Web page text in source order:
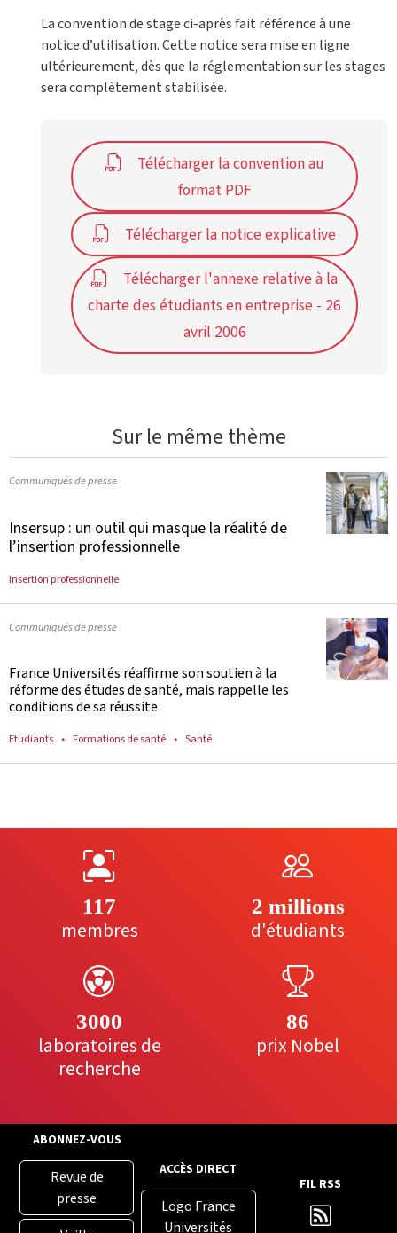
La convention de stage ci-après fait référence à une
notice d’utilisation. Cette notice sera mise en ligne
ultérieurement, dès que la réglementation sur les stages
sera complètement stabilisée.
Télécharger la convention au
format PDF
Télécharger la notice explicative
Télécharger l'annexe relative à la
charte des étudiants en entreprise - 26
avril 2006
Sur le même thème
Communiqués de presse
Insersup : un outil qui masque la réalité de
l’insertion professionnelle
Insertion professionnelle
Communiqués de presse
France Universités réaffirme son soutien à la
réforme des études de santé, mais rappelle les
conditions de sa réussite
Etudiants Formations de santé Santé
117
membres
2 millions
d'étudiants
3000
laboratoires de
recherche
86
prix Nobel
ABONNEZ-VOUS
Revue de
presse
ACCÈS DIRECT
Logo France
Universités
FIL RSS